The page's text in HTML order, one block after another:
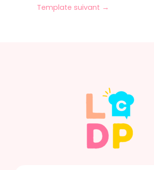
Template suivant →